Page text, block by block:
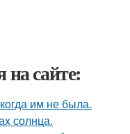
на сайте:
им не была.
солнца.